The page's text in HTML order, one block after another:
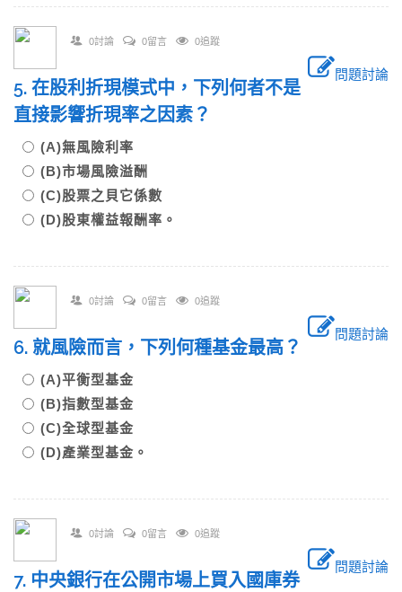
0討論 0留言 0追蹤
問題討論
5. 在股利折現模式中，下列何者不是
直接影響折現率之因素？
(A)無風險利率
(B)市場風險溢酬
(C)股票之貝它係數
(D)股東權益報酬率。
0討論 0留言 0追蹤
問題討論
6. 就風險而言，下列何種基金最高？
(A)平衡型基金
(B)指數型基金
(C)全球型基金
(D)產業型基金。
0討論 0留言 0追蹤
問題討論
7. 中央銀行在公開市場上買入國庫券